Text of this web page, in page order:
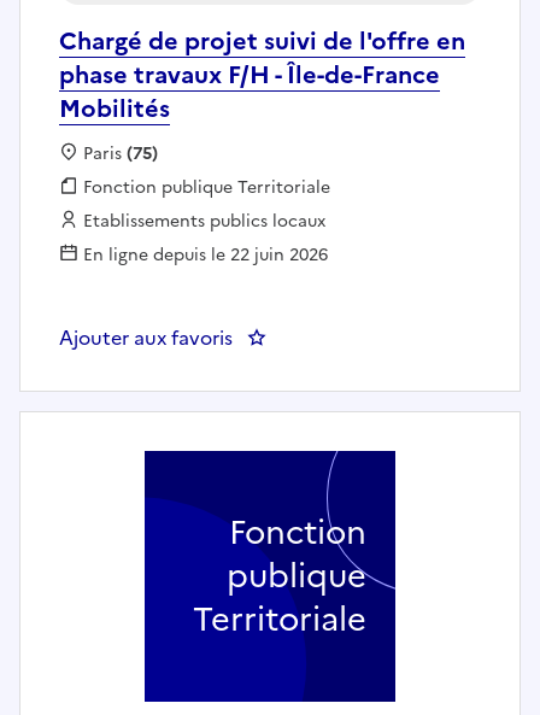
Chargé de projet suivi de l'offre en
phase travaux F/H - Île-de-France
Mobilités
Localisation :
Paris(75)
Fonction publique :
Fonction publique Territoriale
Employeur :
Etablissements publics locaux
En ligne depuis le 22 juin 2026
Ajouter aux favoris : Chargé de projet suivi de
Fonction
publique
Territoriale